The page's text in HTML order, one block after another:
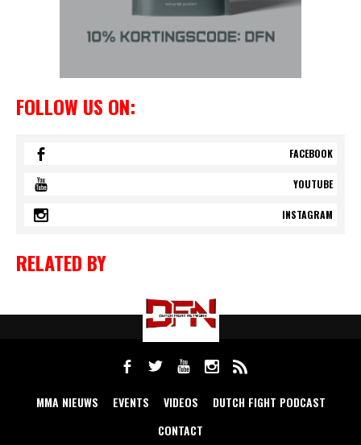
FOLLOW US ON:
FACEBOOK
YOUTUBE
INSTAGRAM
RELATED BY
MMA NIEUWS EVENTS VIDEOS
DUTCH FIGHT PODCAST
CONTACT